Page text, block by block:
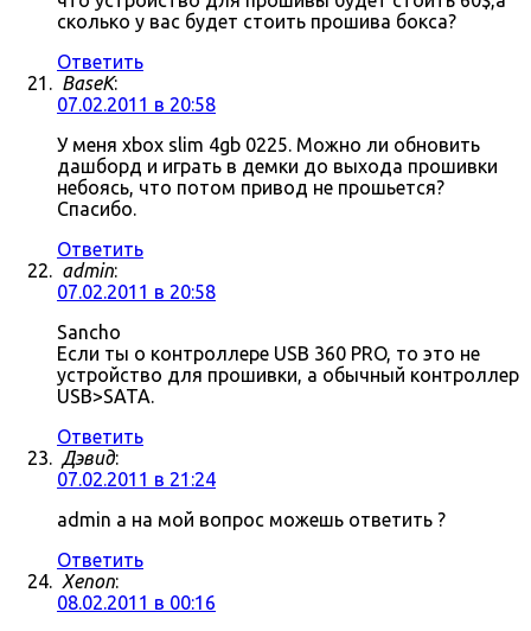
сколько у вас будет стоить прошива бокса?
Ответить
BaseK:
07.02.2011 в 20:58
У меня xbox slim 4gb 0225. Можно ли обновить
дашборд и играть в демки до выхода прошивки
небоясь, что потом привод не прошьется?
Спасибо.
Ответить
admin:
07.02.2011 в 20:58
Sancho
Если ты о контроллере USB 360 PRO, то это не
устройство для прошивки, а обычный контроллер
USB>SATA.
Ответить
Дэвид:
07.02.2011 в 21:24
admin а на мой вопрос можешь ответить ?
Ответить
Xenon:
08.02.2011 в 00:16